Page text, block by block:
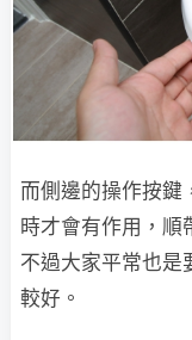
而側邊的操作按鍵
時才會有作用，順
不過大家平常也是
較好。